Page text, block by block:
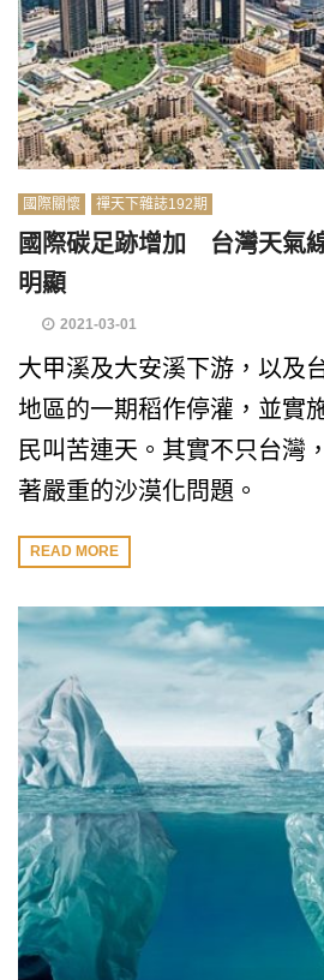
國際關懷 禪天下雜誌192期
國際碳足跡增加 台灣天氣
明顯
2021-03-01
大甲溪及大安溪下游，以及
地區的一期稻作停灌，並實
民叫苦連天。其實不只台灣
著嚴重的沙漠化問題。
READ MORE